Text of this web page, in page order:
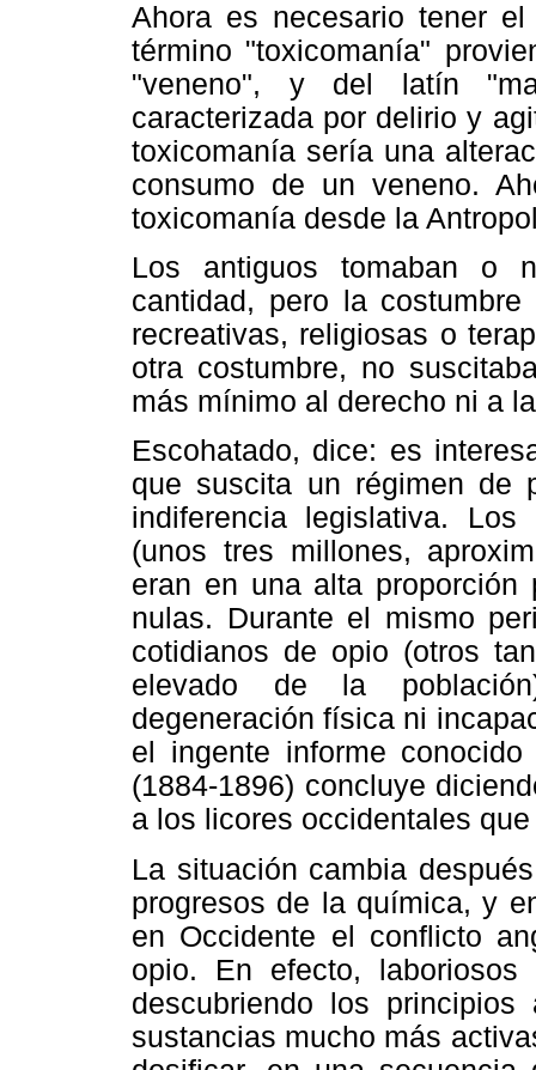
Ahora es necesario tener
término "toxicomanía"
"veneno", y del latín
caracterizada por delirio y
toxicomanía sería una
consumo de un veneno.
toxicomanía desde la
Los antiguos tomaban o
cantidad, pero la
recreativas, religiosas o
otra costumbre, no
más mínimo al derecho ni a
Escohatado, dice: es
que suscita un régimen de
indiferencia legislativa.
(unos tres millones,
eran en una alta proporción
nulas. Durante el mismo
cotidianos de opio (otros
elevado de la
degeneración física ni
el ingente informe
(1884-1896) concluye
a los licores occidentales
La situación cambia
progresos de la química, y
en Occidente el conflicto
opio. En efecto,
descubriendo los
sustancias mucho más